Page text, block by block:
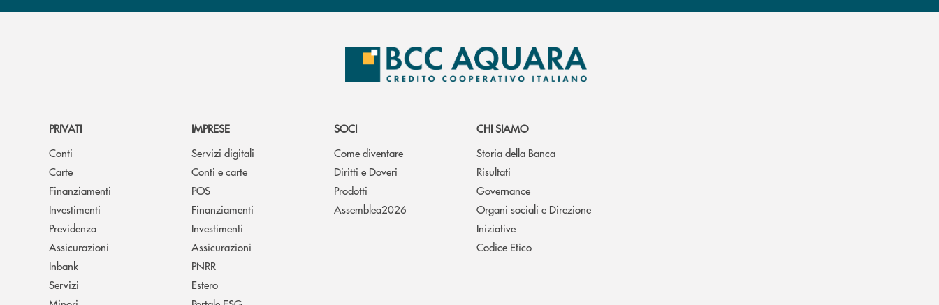
PRIVATI
Conti
Carte
Finanziamenti
Investimenti
Previdenza
Assicurazioni
Inbank
Servizi
IMPRESE
Servizi digitali
Conti e carte
POS
Finanziamenti
Investimenti
Assicurazioni
PNRR
Estero
SOCI
Come diventare
Diritti e Doveri
Prodotti
Assemblea2026
CHI SIAMO
Storia della Banca
Risultati
Governance
Organi sociali e Direzione
Iniziative
Codice Etico